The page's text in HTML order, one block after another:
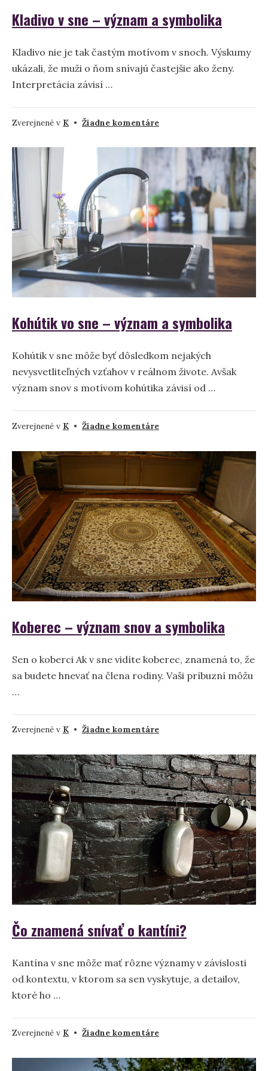
Kladivo v sne – význam a symbolika
Kladivo nie je tak častým motívom v snoch. Výskumy
ukázali, že muži o ňom snívajú častejšie ako ženy.
Interpretácia závisí …
Zverejnené v K • Žiadne komentárena
v
sne
význam
a
symbolika
Kohútik vo sne – význam a symbolika
Kohútik v sne môže byť dôsledkom nejakých
nevysvetliteľných vzťahov v reálnom živote. Avšak
význam snov s motívom kohútika závisí od …
Zverejnené v K • Žiadne komentárena
vo
význam
a
symbolika
Koberec – význam snov a symbolika
Sen o koberci Ak v sne vidíte koberec, znamená to, že
sa budete hnevať na člena rodiny. Vaši príbuzní môžu
…
Zverejnené v K • Žiadne komentárena
–
význam
snov
a
symbolika
Čo znamená snívať o kantíni?
Kantína v sne môže mať rôzne významy v závislosti
od kontextu, v ktorom sa sen vyskytuje, a detailov,
ktoré ho …
Zverejnené v K • Žiadne komentárena
znamená